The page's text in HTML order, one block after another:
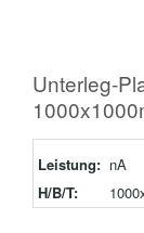
Unterleg-
Leistung: nA
H/B/T: